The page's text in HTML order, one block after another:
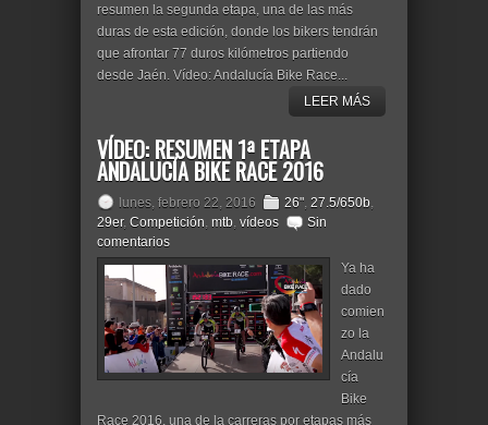
resumen la segunda etapa, una de las más
duras de esta edición, donde los bikers tendrán
que afrontar 77 duros kilómetros partiendo
desde Jaén. Vídeo: Andalucía Bike Race...
LEER MÁS
VÍDEO: RESUMEN 1ª ETAPA
ANDALUCÍA BIKE RACE 2016
lunes, febrero 22, 2016 26", 27.5/650b,
29er, Competición, mtb, vídeos
Sin
comentarios
Ya ha
dado
comien
zo la
Andalu
cía
Bike
Race 2016, una de la carreras por etapas más